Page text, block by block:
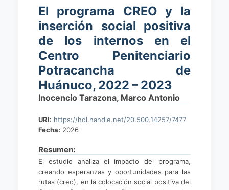
El programa CREO y la
inserción social positiva
de los internos en el
Centro Penitenciario
Potracancha de
Huánuco, 2022 – 2023
Inocencio Tarazona, Marco Antonio
URI: https://hdl.handle.net/20.500.14257/7477
Fecha: 2026
Resumen:
El estudio analiza el impacto del programa,
creando esperanzas y oportunidades para las
rutas (creo), en la colocación social positiva del